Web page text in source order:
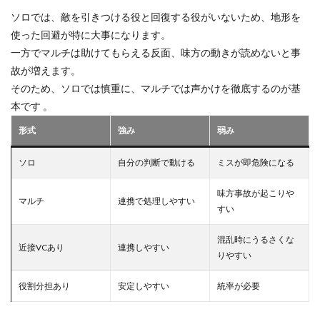
ソロでは、敵を引きつける役と回復する役がいないため、地形を
使った回避が特に大事になります。
一方でマルチは助けてもらえる反面、味方の動きが読めないと事
故が増えます。
そのため、ソロでは慎重に、マルチでは声かけを徹底するのが基
本です 。
形式 強み 弱み
ソロ 自分の判断で動ける ミスが即危険になる
マルチ 連携で処理しやすい
味方事故が起こりや
すい
近接VCあり 連携しやすい
混乱時にうるさくな
りやすい
役割分担あり 安定しやすい 統率が必要